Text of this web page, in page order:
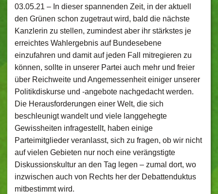
03.05.21 – In dieser spannenden Zeit, in der aktuell
den Grünen schon zugetraut wird, bald die nächste
Kanzlerin zu stellen, zumindest aber ihr stärkstes je
erreichtes Wahlergebnis auf Bundesebene
einzufahren und damit auf jeden Fall mitregieren zu
können, sollte in unserer Partei auch mehr und freier
über Reichweite und Angemessenheit einiger unserer
Politikdiskurse und -angebote nachgedacht werden.
Die Herausforderungen einer Welt, die sich
beschleunigt wandelt und viele langgehegte
Gewissheiten infragestellt, haben einige
Parteimitglieder veranlasst, sich zu fragen, ob wir nicht
auf vielen Gebieten nur noch eine verängstigte
Diskussionskultur an den Tag legen – zumal dort, wo
inzwischen auch von Rechts her der Debattenduktus
mitbestimmt wird.